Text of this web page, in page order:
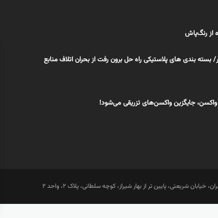
از رنگ‌پاش
بندی های پلاستیکی راه حل برون رفت از بحران اتلاف منابع
جایگزین واکسن‌های تزریقی می‌شود!
خیابان شریعتی، پایین تر از بهار شیراز، کوچه سلطانی، پلاک 2، واحد 2